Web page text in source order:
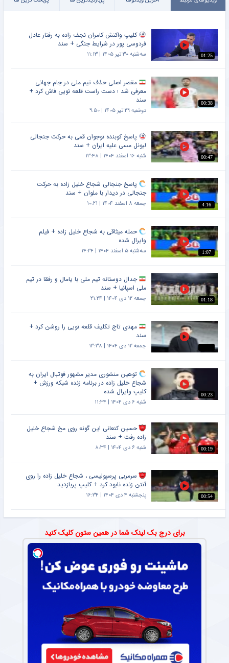
01:25
کلیپ واکنش کامران نجف زاده به رفتار عادل
فردوسی پور در شرایط جنگی + سند
سه‌شنبه ۳۰ تیر ۱۴۰۵ | ۱۱:۱۳
00:38
مقصر اصلی حذف تیم ملی در جام جهانی
معرفی شد ؛ دست راست قلعه نویی فاش کرد +
سند
دوشنبه ۲۹ تیر ۱۴۰۵ | ۹:۵۰
00:47
پاسخ کوبنده نوجوان قمی به حرکت جنجالی
لیونل مسی علیه ایران + سند
شنبه ۱۶ اسفند ۱۴۰۴ | ۱۳:۴۸
4:16
پاسخ جنجالی شجاع خلیل زاده به حرکت
جنجالی در دیدار با ملوان + سند
جمعه ۸ اسفند ۱۴۰۴ | ۱۰:۲۱
1:07
حمله میثاقی به شجاع خلیل زاده + فیلم
وایرال شده
سه‌شنبه ۵ اسفند ۱۴۰۴ | ۱۴:۲۴
01:18
جدال دوستانه تیم ملی با یامال و رفقا در تیم
ملی اسپانیا + سند
جمعه ۱۲ دی ۱۴۰۴ | ۲۱:۲۴
مهدی تاج تکلیف قلعه نویی را روشن کرد +
سند
جمعه ۱۲ دی ۱۴۰۴ | ۱۳:۳۸
00:23
توهین منشوری مدیر مشهور فوتبال ایران به
شجاع خلیل زاده در برنامه زنده شبکه ورزش +
کلیپ وایرال شده
شنبه ۶ دی ۱۴۰۴ | ۱۱:۳۴
00:19
حسین کنعانی این گونه روی مخ شجاع خلیل
زاده رفت + سند
شنبه ۶ دی ۱۴۰۴ | ۸:۳۴
00:54
سرمربی پرسپولیسی ، شجاع خلیل زاده را روی
آنتن زنده نابود کرد + کلیپ پربازدید
پنجشنبه ۴ دی ۱۴۰۴ | ۱۶:۳۴
برای درج بک لینک شما در همین ستون کلیک کنید